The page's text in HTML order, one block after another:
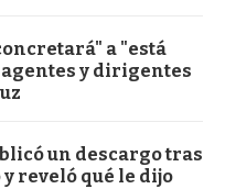
a "está
y dirigentes
un descargo tras
reveló qué le dijo